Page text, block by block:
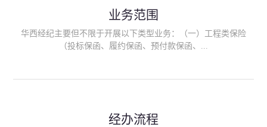
业务范围
华西经纪主要但不限于开展以下类型业务：（一）工程类保险
（投标保函、履约保函、预付款保函、...
险、政府公共安全责任保险/自然灾害公众责任保险、精神病监护
经办流程